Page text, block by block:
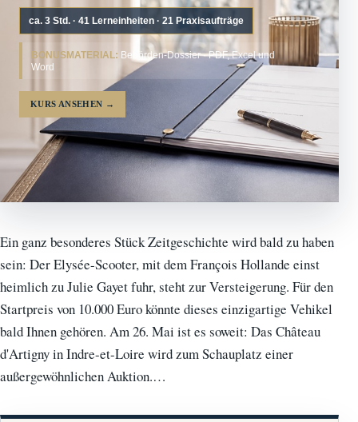
ca. 3 Std. · 41 Lerneinheiten · 21 Praxisaufträge
BONUSMATERIAL: Behörden-Dossier · PDF, Excel und
Word
KURS ANSEHEN →
Ein ganz besonderes Stück Zeitgeschichte wird bald zu haben
sein: Der Elysée-Scooter, mit dem François Hollande einst
heimlich zu Julie Gayet fuhr, steht zur Versteigerung. Für den
Startpreis von 10.000 Euro könnte dieses einzigartige Vehikel
bald Ihnen gehören. Am 26. Mai ist es soweit: Das Château
d'Artigny in Indre-et-Loire wird zum Schauplatz einer
außergewöhnlichen Auktion.…